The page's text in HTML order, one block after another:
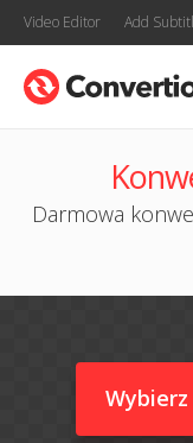
Video Editor Add
Darmowa